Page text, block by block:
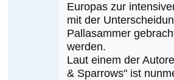
Europas zur
mit der
Pallasammer
werden.
Laut einem der
& Sparrows" ist